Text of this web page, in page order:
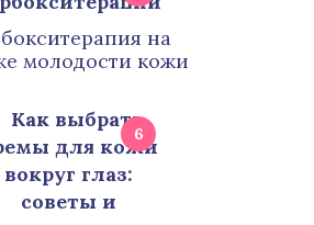
на
молодости кожи
6